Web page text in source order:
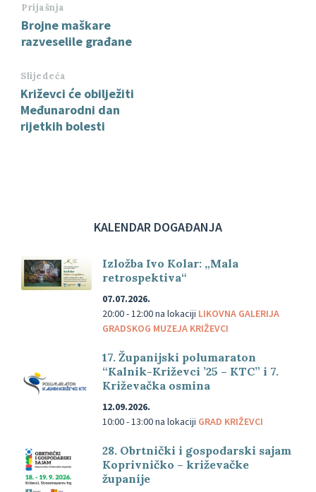
Prijašnja
Brojne maškare
razveselile građane
Slijedeća
Križevci će obilježiti
Međunarodni dan
rijetkih bolesti
KALENDAR DOGAĐANJA
Izložba Ivo Kolar: „Mala
retrospektiva“
07.07.2026.
20:00 - 12:00na lokaciji LIKOVNA GALERIJA
GRADSKOG MUZEJA KRIŽEVCI
17. Županijski polumaraton
“Kalnik-Križevci ’25 – KTC” i 7.
Križevačka osmina
12.09.2026.
10:00 - 13:00na lokaciji GRAD KRIŽEVCI
28. Obrtnički i gospodarski sajam
Koprivničko – križevačke
županije